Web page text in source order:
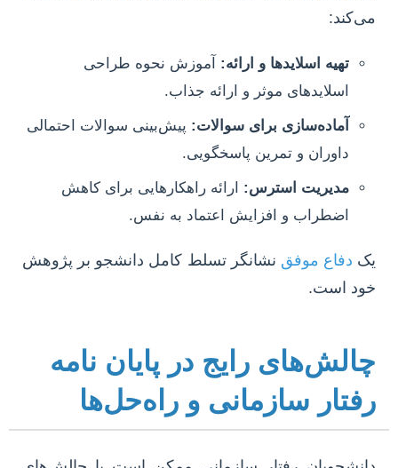
می‌کند:
تهیه اسلایدها و ارائه: آموزش نحوه طراحی
اسلایدهای موثر و ارائه جذاب.
آماده‌سازی برای سوالات: پیش‌بینی سوالات احتمالی
داوران و تمرین پاسخگویی.
مدیریت استرس: ارائه راهکارهایی برای کاهش
اضطراب و افزایش اعتماد به نفس.
یک دفاع موفق نشانگر تسلط کامل دانشجو بر پژوهش
خود است.
چالش‌های رایج در پایان نامه
رفتار سازمانی و راه‌حل‌ها